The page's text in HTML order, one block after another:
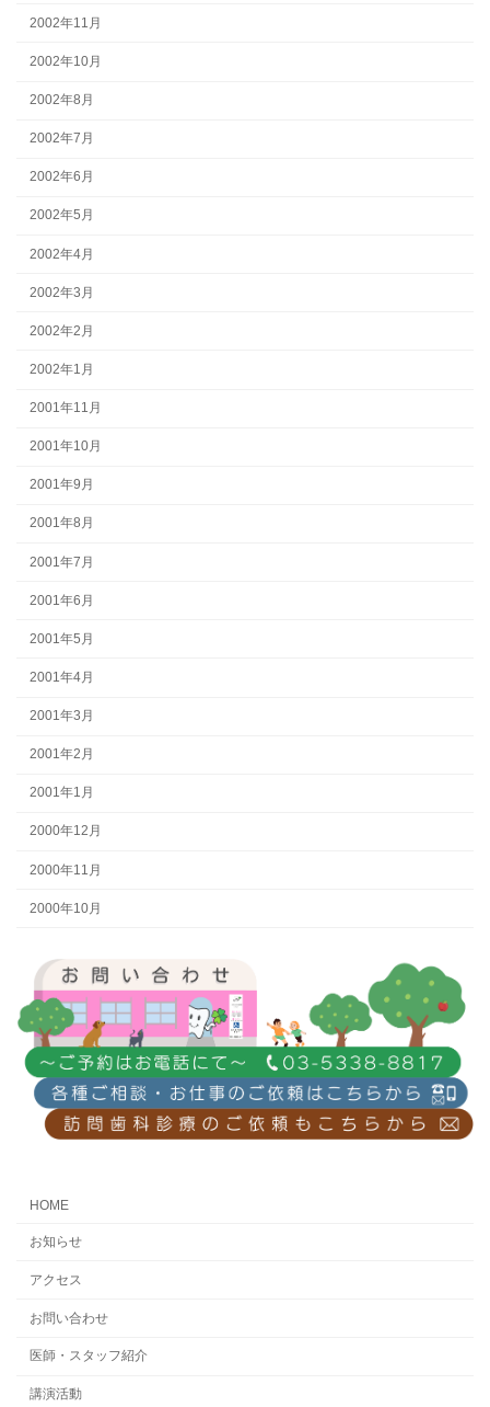
2002年11月
2002年10月
2002年8月
2002年7月
2002年6月
2002年5月
2002年4月
2002年3月
2002年2月
2002年1月
2001年11月
2001年10月
2001年9月
2001年8月
2001年7月
2001年6月
2001年5月
2001年4月
2001年3月
2001年2月
2001年1月
2000年12月
2000年11月
2000年10月
HOME
お知らせ
アクセス
お問い合わせ
医師・スタッフ紹介
講演活動